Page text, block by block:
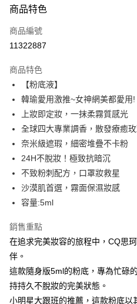
信用卡一次付款
超商取貨付款
Apple Pay
街口支付
悠遊付
ATM付款
運送方式
付款後全家取貨
每筆NT$85，滿NT$499(含以上)免
7-11取貨付款
每筆NT$85，滿NT$499(含以上)免
商品特色
商品編號
11322887
商品特色
【粉底液】
韓瑜愛用激推~女神網美都愛用!
上妝即定妝，一抹柔霧質感光
全球四大專業調香，散發療癒
奈米級遮瑕，細密堆疊不卡粉
24H不脫妝！極致抗暗沉
不致粉刺配方，口罩妝救星
沙漠肌首選，霧面保濕妝感
容量:5ml
銷售重點
在追求完美妝容的旅程中，CQ思
伴。
這款隨身版5ml的粉底，專為忙碌
持持久不脫妝的完美狀態。
小明星大跟班的推薦，這款粉底以